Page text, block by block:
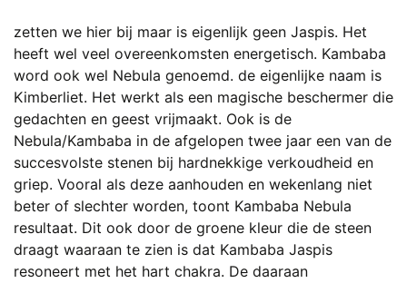
zetten we hier bij maar is eigenlijk geen Jaspis. Het
heeft wel veel overeenkomsten energetisch. Kambaba
word ook wel Nebula genoemd. de eigenlijke naam is
Kimberliet. Het werkt als een magische beschermer die
gedachten en geest vrijmaakt. Ook is de
Nebula/Kambaba in de afgelopen twee jaar een van de
succesvolste stenen bij hardnekkige verkoudheid en
griep. Vooral als deze aanhouden en wekenlang niet
beter of slechter worden, toont Kambaba Nebula
resultaat. Dit ook door de groene kleur die de steen
draagt waaraan te zien is dat Kambaba Jaspis
resoneert met het hart chakra. De daaraan